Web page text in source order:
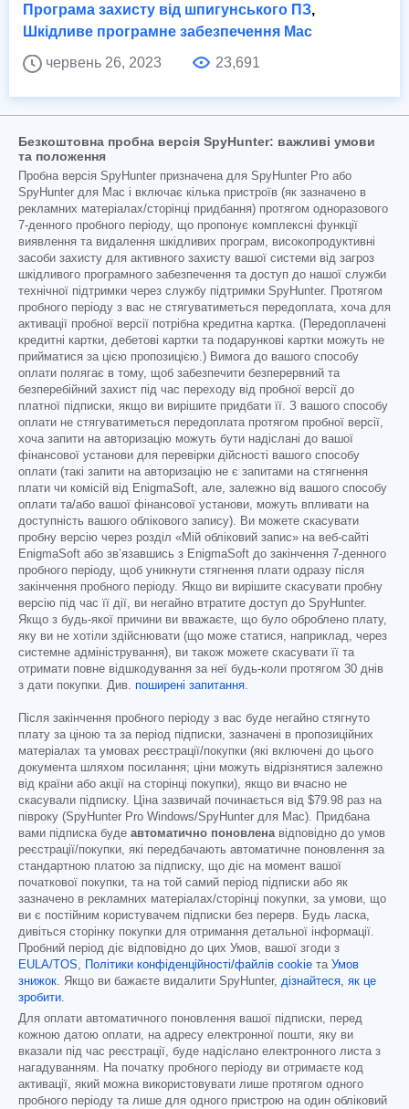
Програма захисту від шпигунського ПЗ,
Шкідливе програмне забезпечення Mac
червень 26, 2023
23,691
Безкоштовна пробна версія SpyHunter: важливі умови
та положення
Пробна версія SpyHunter призначена для SpyHunter Pro або
SpyHunter для Mac і включає кілька пристроїв (як зазначено в
рекламних матеріалах/сторінці придбання) протягом одноразового
7-денного пробного періоду, що пропонує комплексні функції
виявлення та видалення шкідливих програм, високопродуктивні
засоби захисту для активного захисту вашої системи від загроз
шкідливого програмного забезпечення та доступ до нашої служби
технічної підтримки через службу підтримки SpyHunter. Протягом
пробного періоду з вас не стягуватиметься передоплата, хоча для
активації пробної версії потрібна кредитна картка. (Передоплачені
кредитні картки, дебетові картки та подарункові картки можуть не
прийматися за цією пропозицією.) Вимога до вашого способу
оплати полягає в тому, щоб забезпечити безперервний та
безперебійний захист під час переходу від пробної версії до
платної підписки, якщо ви вирішите придбати її. З вашого способу
оплати не стягуватиметься передоплата протягом пробної версії,
хоча запити на авторизацію можуть бути надіслані до вашої
фінансової установи для перевірки дійсності вашого способу
оплати (такі запити на авторизацію не є запитами на стягнення
плати чи комісій від EnigmaSoft, але, залежно від вашого способу
оплати та/або вашої фінансової установи, можуть впливати на
доступність вашого облікового запису). Ви можете скасувати
пробну версію через розділ «Мій обліковий запис» на веб-сайті
EnigmaSoft або зв’язавшись з EnigmaSoft до закінчення 7-денного
пробного періоду, щоб уникнути стягнення плати одразу після
закінчення пробного періоду. Якщо ви вирішите скасувати пробну
версію під час її дії, ви негайно втратите доступ до SpyHunter.
Якщо з будь-якої причини ви вважаєте, що було оброблено плату,
яку ви не хотіли здійснювати (що може статися, наприклад, через
системне адміністрування), ви також можете скасувати її та
отримати повне відшкодування за неї будь-коли протягом 30 днів
з дати покупки. Див. поширені запитання
Після закінчення пробного періоду з вас буде негайно стягнуто
плату за ціною та за період підписки, зазначені в пропозиційних
матеріалах та умовах реєстрації/покупки (які включені до цього
документа шляхом посилання; ціни можуть відрізнятися залежно
від країни або акції на сторінці покупки), якщо ви вчасно не
скасували підписку. Ціна зазвичай починається від $79.98 раз на
півроку (SpyHunter Pro Windows/SpyHunter для Mac). Придбана
вами підписка буде автоматично поновлена відповідно до умов
реєстрації/покупки, які передбачають автоматичне поновлення за
стандартною платою за підписку, що діє на момент вашої
початкової покупки, та на той самий період підписки або як
зазначено в рекламних матеріалах/сторінці покупки, за умови, що
ви є постійним користувачем підписки без перерв. Будь ласка,
дивіться сторінку покупки для отримання детальної інформації.
Пробний період діє відповідно до цих Умов, вашої згоди з
EULA/TOS
Політики конфіденційності/файлів cookie та Умов
знижок . Якщо ви бажаєте видалити SpyHunter, дізнайтеся, як це
зробити
Для оплати автоматичного поновлення вашої підписки, перед
кожною датою оплати, на адресу електронної пошти, яку ви
вказали під час реєстрації, буде надіслано електронного листа з
нагадуванням. На початку пробного періоду ви отримаєте код
активації, який можна використовувати лише протягом одного
пробного періоду та лише для одного пристрою на один обліковий